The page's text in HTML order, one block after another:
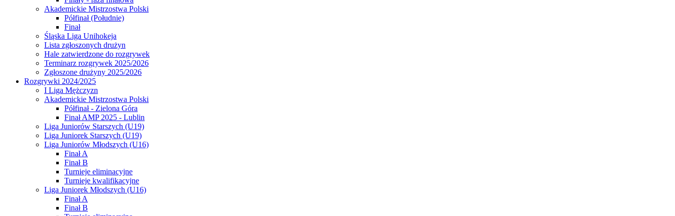
Akademickie Mistrzostwa Polski
Półfinał (Południe)
Finał
Śląska Liga Unihokeja
Lista zgłoszonych drużyn
Hale zatwierdzone do rozgrywek
Terminarz rozgrywek 2025/2026
Zgłoszone drużyny 2025/2026
Rozgrywki 2024/2025
I Liga Mężczyzn
Akademickie Mistrzostwa Polski
Półfinał - Zielona Góra
Finał AMP 2025 - Lublin
Liga Juniorów Starszych (U19)
Liga Juniorek Starszych (U19)
Liga Juniorów Młodszych (U16)
Finał A
Finał B
Turnieje eliminacyjne
Turnieje kwalifikacyjne
Liga Juniorek Młodszych (U16)
Finał A
Finał B